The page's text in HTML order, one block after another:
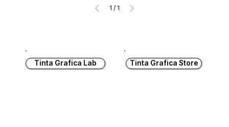
Tinta Grafica Lab Tinta Grafica Store
1 / 1